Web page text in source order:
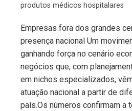
produtos médicos hospitalares
Empresas fora dos grandes
presença nacional Um
ganhando força no cenário
negócios que, com
em nichos especializados,
atuação nacional a partir de
país.Os números confirmam a